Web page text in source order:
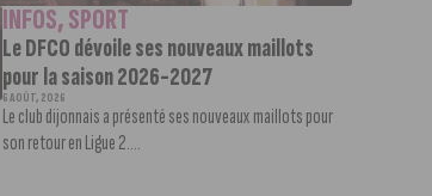
INFOS,SPORT
Le DFCO dévoile ses nouveaux maillots
pour la saison 2026-2027
6 AOÛT, 2026
Le club dijonnais a présenté ses nouveaux maillots pour
son retour en Ligue 2....